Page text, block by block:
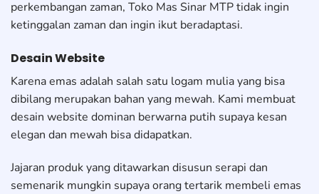
perkembangan zaman, Toko Mas Sinar MTP tidak ingin
ketinggalan zaman dan ingin ikut beradaptasi.
Desain Website
Karena emas adalah salah satu logam mulia yang bisa
dibilang merupakan bahan yang mewah. Kami membuat
desain website dominan berwarna putih supaya kesan
elegan dan mewah bisa didapatkan.
Jajaran produk yang ditawarkan disusun serapi dan
semenarik mungkin supaya orang tertarik membeli emas